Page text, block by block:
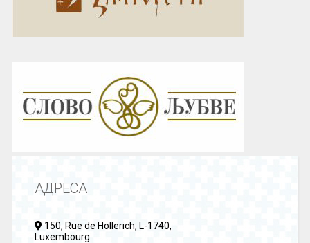
АДРЕСА
150, Rue de Hollerich, L-1740,
Luxembourg